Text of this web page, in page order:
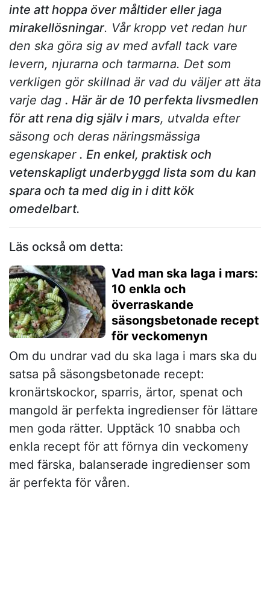
inte att hoppa över måltider eller jaga
mirakellösningar. Vår kropp vet redan hur
den ska göra sig av med avfall tack vare
levern, njurarna och tarmarna. Det som
verkligen gör skillnad är vad du väljer att äta
varje dag . Här är de 10 perfekta livsmedlen
för att rena dig själv i mars, utvalda efter
säsong och deras näringsmässiga
egenskaper . En enkel, praktisk och
vetenskapligt underbyggd lista som du kan
spara och ta med dig in i ditt kök
omedelbart.
Läs också om detta:
Vad man ska laga i mars:
10 enkla och
överraskande
säsongsbetonade recept
för veckomenyn
Om du undrar vad du ska laga i mars ska du
satsa på säsongsbetonade recept:
kronärtskockor, sparris, ärtor, spenat och
mangold är perfekta ingredienser för lättare
men goda rätter. Upptäck 10 snabba och
enkla recept för att förnya din veckomeny
med färska, balanserade ingredienser som
är perfekta för våren.